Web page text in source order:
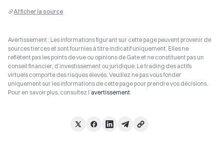
Afficher la source
Avertissement : Les informations figurant sur cette page peuvent provenir de
sources tierces et sont fournies à titre indicatif uniquement. Elles ne
reflètent pas les points de vue ou opinions de Gate et ne constituent pas un
conseil financier, d’investissement ou juridique. Le trading des actifs
virtuels comporte des risques élevés. Veuillez ne pas vous fonder
uniquement sur les informations de cette page pour prendre vos décisions.
Pour en savoir plus, consultez l’avertissement.